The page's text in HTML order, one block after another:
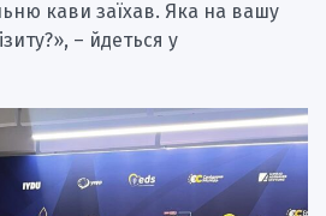
кави заїхав. Яка на вашу
– йдеться у